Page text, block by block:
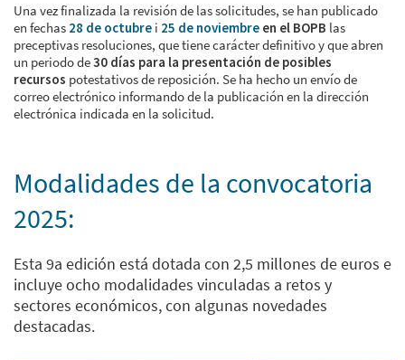
Una vez finalizada la revisión de las solicitudes, se han publicado
en fechas 28 de octubre i 25 de noviembre en el BOPB las
preceptivas resoluciones, que tiene carácter definitivo y que abren
un periodo de30 días para la presentación de posibles
recursos potestativos de reposición. Se ha hecho un envío de
correo electrónico informando de la publicación en la dirección
electrónica indicada en la solicitud.
Modalidades de la convocatoria
2025:
Esta 9a edición está dotada con 2,5 millones de euros e
incluye ocho modalidades vinculadas a retos y
sectores económicos, con algunas novedades
destacadas.